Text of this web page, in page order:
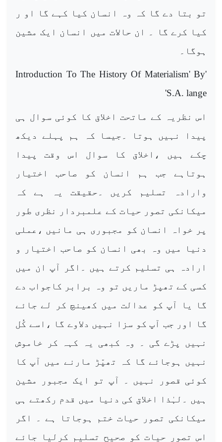
تو بتا دے گا کہ وہ انسان کیا کہے گا او ر
کیا کرے گا ۔ ان حالات میں انسان ایک مشین
ہوگا۔
'
Introduction To The History Of Materialism' By
S.A. lange
'
اس نظریہ کے ماتحت اخلاق کا کوئی سوال ہی
پیدا نہیں ہوتا ۔جیسا کہ ہم پہلے دیکھ
چکے ہیں ،اخلاق کا سوال اس وقت پیدا
ہوتاہے جب ہم انسان کو صاحب اختیار
وارادہ تسلیم کریں ۔حقیقت یہ ہے کہ
میکانکی تصور حیات کے علمبردار نظری طور
پر خواہ انسان کو مجبوری ہی مانیں ،عملی
دنیا میں وہ بھی انسان کو صاحب اختیار و
ارادہ ہی تسلیم کرتے ہیں ۔اگر آپ ان میں
کسی کے تھپڑ ماریں تو وہ برابر کاجواب دے
گا یا آپ کو عدالت میں کھینچ کر لے جائے
گا اور جب آپ کو سزا نہیں دلاوے گا ،اسے کُل
نہیں پڑے گی ۔ وہ کبھی یہ کہہ کر خاموش
نہیں ہوجائے گا کہ تھپّڑ مارنے میں آپ کا
کوئی قصور نہیں ۔ آپ تو ایک مجبور مشین
ہیں ۔لہٰذا اخلاق کی دنیا میں قدم رکھتے ہی
میکانکی تصور حیات ختم ہوجاتا ہے ۔ اگر
اس تصور حیات کو صحیح تسلیم کرلیا جائے